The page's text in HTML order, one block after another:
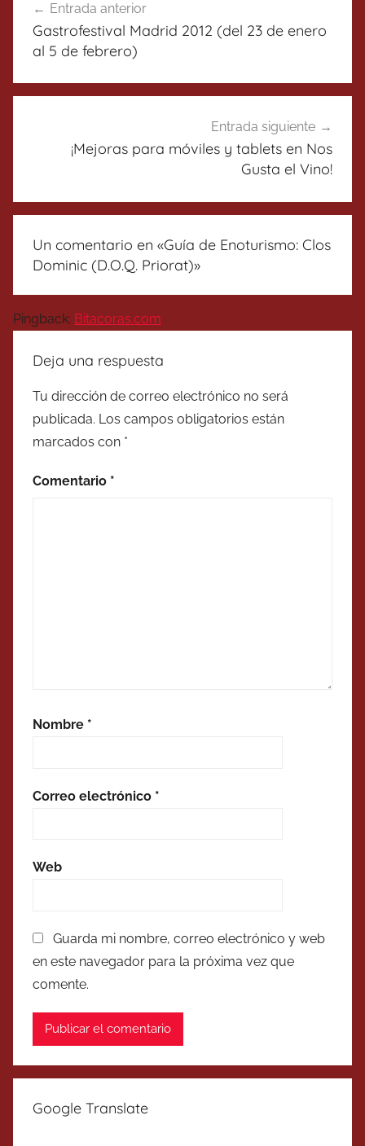
de
entradas
Entrada anterior
Gastrofestival Madrid 2012 (del 23 de enero
al 5 de febrero)
Entrada siguiente
¡Mejoras para móviles y tablets en Nos
Gusta el Vino!
Un comentario en «Guía de Enoturismo: Clos
Dominic (D.O.Q. Priorat)»
Pingback: Bitacoras.com
Deja una respuesta
Tu dirección de correo electrónico no será
publicada. Los campos obligatorios están
marcados con *
Comentario *
Nombre *
Correo electrónico *
Web
Guarda mi nombre, correo electrónico y web
en este navegador para la próxima vez que
comente.
Google Translate